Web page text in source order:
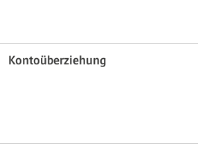
Kontoüberziehung